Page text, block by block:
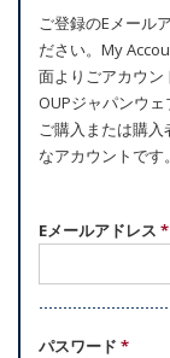
マ
リ
ー
タ
ブ
ご登録のEメール
ださい。My
面よりごアカウン
OUPジャパンウ
ご購入または購
なアカウントです。
Eメールアドレス *
パスワード *